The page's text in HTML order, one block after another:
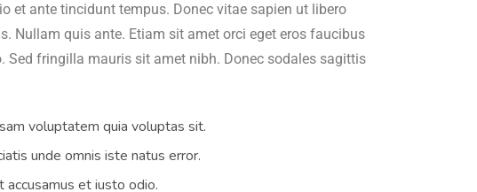
et ante tincidunt tempus. Donec vitae sapien ut libero
Nullam quis ante. Etiam sit amet orci eget eros faucibus
Sed fringilla mauris sit amet nibh. Donec sodales sagittis
voluptatem quia voluptas sit.
unde omnis iste natus error.
et iusto odio.